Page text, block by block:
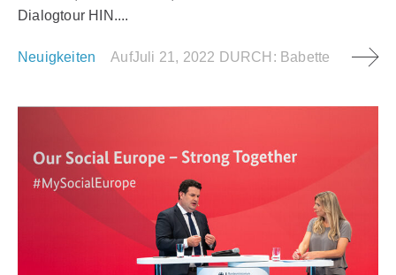
Dialogtour HIN....
Neuigkeiten AufJuli 21, 2022 DURCH: Babette